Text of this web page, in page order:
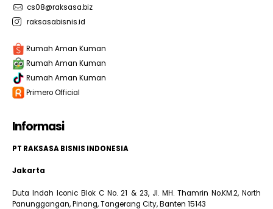
cs08@raksasa.biz
raksasabisnis.id
Rumah Aman Kuman
Rumah Aman Kuman
Rumah Aman Kuman
Primero Official
Informasi
PT RAKSASA BISNIS INDONESIA
Jakarta
Duta Indah Iconic Blok C No. 21 & 23, Jl. MH. Thamrin No.KM.2, North
Panunggangan, Pinang, Tangerang City, Banten 15143